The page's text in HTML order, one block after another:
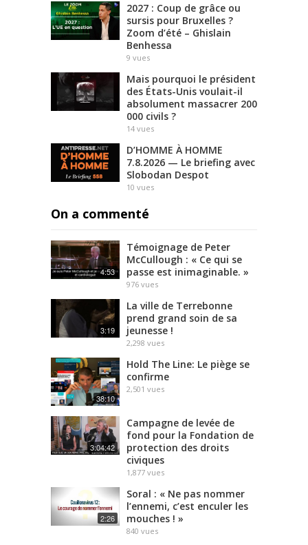
2027 : Coup de grâce ou
sursis pour Bruxelles ?
Zoom d’été – Ghislain
Benhessa
9 vues
Mais pourquoi le président
des États-Unis voulait-il
absolument massacrer 200
000 civils ?
14 vues
D’HOMME À HOMME
7.8.2026 — Le briefing avec
Slobodan Despot
10 vues
On a commenté
4:53
Témoignage de Peter
McCullough : « Ce qui se
passe est inimaginable. »
976 vues
3:19
La ville de Terrebonne
prend grand soin de sa
jeunesse !
2,298 vues
38:10
Hold The Line: Le piège se
confirme
2,501 vues
3:04:42
Campagne de levée de
fond pour la Fondation de
protection des droits
civiques
1,877 vues
2:26
Soral : « Ne pas nommer
l’ennemi, c’est enculer les
mouches ! »
840 vues